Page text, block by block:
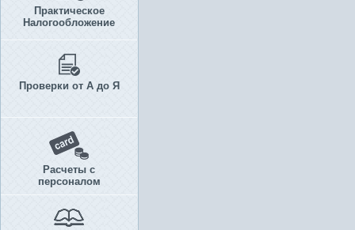
Практическое
Налогообложение
Проверки от А до Я
Расчеты с
персоналом